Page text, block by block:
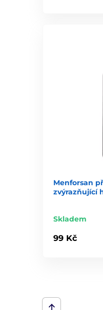
Menforsan
zvýrazňující
Skladem
99 Kč